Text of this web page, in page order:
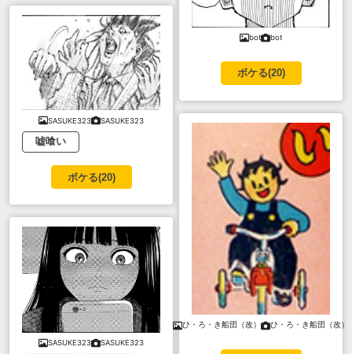
SASUKE323 SASUKE323
嘘喰い
ボケる(20)
SASUKE323 SASUKE323
bot bot
ボケる(20)
ひ・ろ・き船団（改） ひ・ろ・き船団（改）